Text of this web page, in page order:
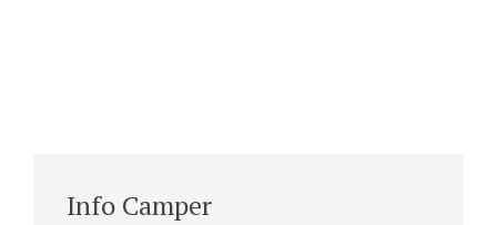
Info Camper